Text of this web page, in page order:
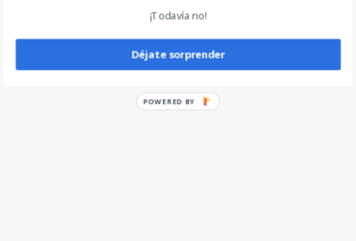
Deja un comentario
¡Todavía no!
Déjate sorprender
POWERED BY